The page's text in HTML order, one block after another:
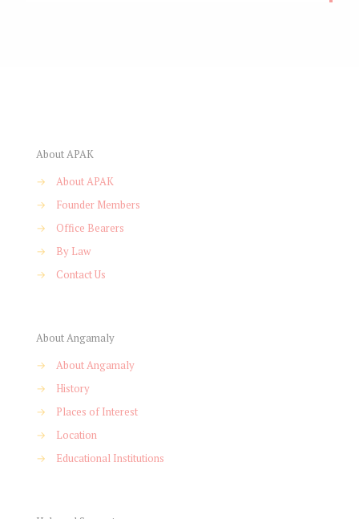
About APAK
→
About APAK
→
Founder Members
→
Office Bearers
→
By Law
→
Contact Us
About Angamaly
→
About Angamaly
→
History
→
Places of Interest
→
Location
→
Educational Institutions